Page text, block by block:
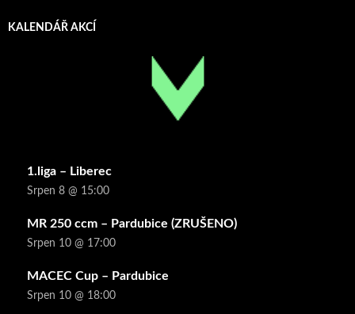
KALENDÁŘ AKCÍ
1.liga – Liberec
Srpen 8 @ 15:00
MR 250 ccm – Pardubice (ZRUŠENO)
Srpen 10 @ 17:00
MACEC Cup – Pardubice
Srpen 10 @ 18:00